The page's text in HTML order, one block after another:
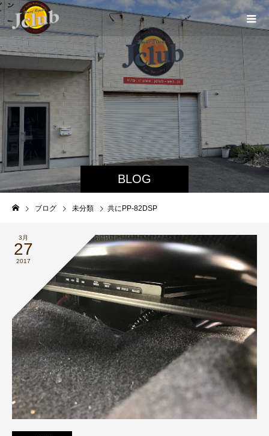
BLOG
ブログ 未分類 共にPP-82DSP
3月
27
2017